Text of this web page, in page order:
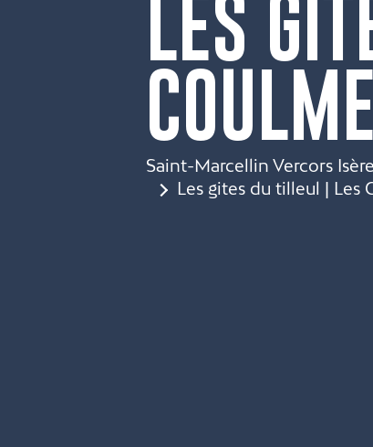
LES
Saint-Marcellin Vercors Isère
Les gites du tilleul | Les